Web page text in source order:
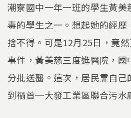
潮寮國中一年一班的學生黃美
毒的學生之一。想起她的經歷
捨不得。可是12月25日，竟
事件，黃美慈三度進醫院，國
分批送醫。這次，居民靠自
到禍首─大發工業區聯合污水